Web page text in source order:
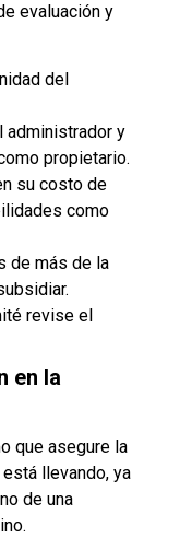
evaluación y
del
administrador y
propietario.
su costo de
como
de más de la
revise el
en la
que asegure la
llevando, ya
de una